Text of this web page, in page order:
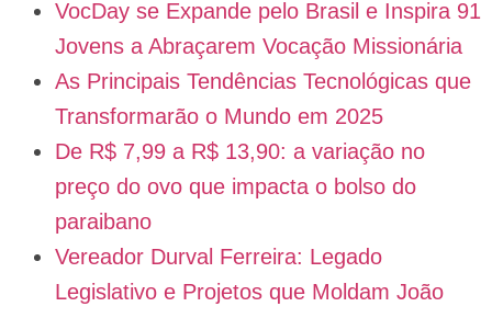
VocDay se Expande pelo Brasil e Inspira 91
Jovens a Abraçarem Vocação Missionária
As Principais Tendências Tecnológicas que
Transformarão o Mundo em 2025
De R$ 7,99 a R$ 13,90: a variação no
preço do ovo que impacta o bolso do
paraibano
Vereador Durval Ferreira: Legado
Legislativo e Projetos que Moldam João